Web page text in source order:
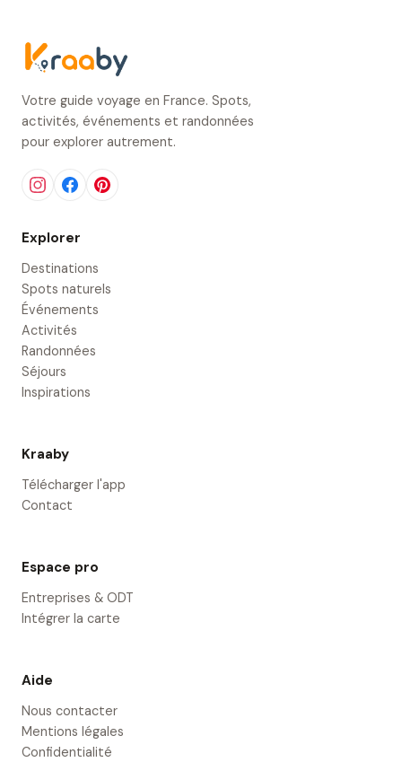
Votre guide voyage en France. Spots,
activités, événements et randonnées
pour explorer autrement.
Explorer
Destinations
Spots naturels
Événements
Activités
Randonnées
Séjours
Inspirations
Kraaby
Télécharger l'app
Contact
Espace pro
Entreprises & ODT
Intégrer la carte
Aide
Nous contacter
Mentions légales
Confidentialité